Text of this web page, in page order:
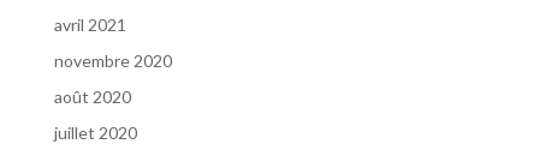
avril 2021
novembre 2020
août 2020
juillet 2020